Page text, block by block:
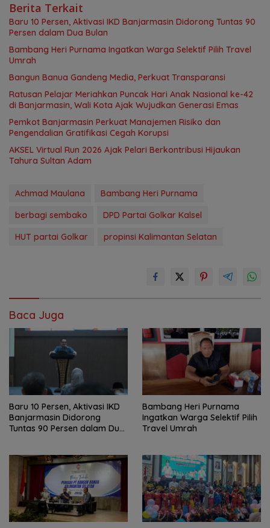
Berita Terkait
Baru 10 Persen, Aktivasi IKD Banjarmasin Didorong Tuntas 90
Persen dalam Dua Bulan
Bambang Heri Purnama Ingatkan Warga Selektif Pilih Travel
Umrah
Bangun Banua Gandeng Media, Perkuat Transparansi
Ratusan Pelajar Meriahkan Puncak Hari Anak Nasional ke-42
di Banjarmasin, Wali Kota Ajak Wujudkan Generasi Emas
Pemkot Banjarmasin Perkuat Manajemen Risiko dan
Pengendalian Gratifikasi Cegah Korupsi
AKSEL Virtual Run 2026 Ajak Pelari Berkontribusi Hijaukan
Tahura Sultan Adam
Achmad Maulana
Bambang Heri Purnama
berbagi sembako
DPD Partai Golkar Kalsel
HUT partai Golkar
propinsi Kalimantan Selatan
Baca Juga
Baru 10 Persen, Aktivasi IKD
Banjarmasin Didorong
Tuntas 90 Persen dalam Dua
Bambang Heri Purnama
Ingatkan Warga Selektif Pilih
Travel Umrah